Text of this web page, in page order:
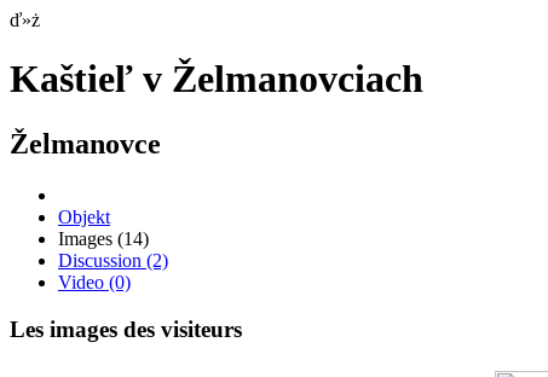
ď»ż
Kaštieľ v Želmanovciach
Želmanovce
Objekt
Images (14)
Discussion (2)
Video (0)
Les images des visiteurs